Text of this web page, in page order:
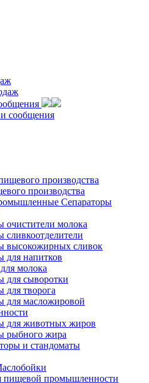
сообщения
производства
Сепараторы
очистители молока
сливкоотделители
высокожирных сливок
для напитков
молока
для сыворотки
для творога
для масложировой
для животных жиров
рыбного жира
и стандоматы